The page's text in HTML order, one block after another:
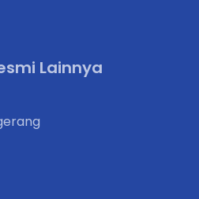
Lainnya